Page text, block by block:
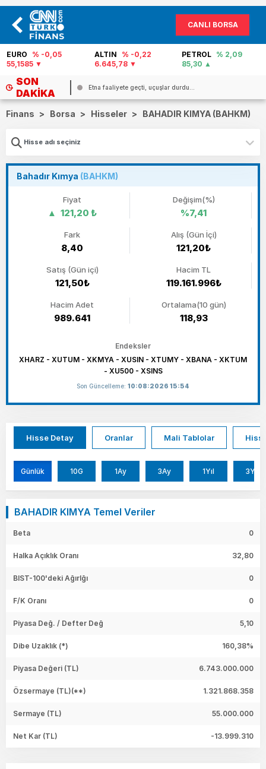
CANLI BORSA
EURO
% -0,05
55,1585
ALTIN
% -0,22
6.645,78
PETROL % 2,09
85,30
SON
DAKIKA
Etna faaliyete geçti, uçuşlar durdu...
Finans > Borsa > Hisseler > BAHADIR KIMYA (BAHKM)
Bahadır Kımya (BAHKM)
Fiyat
121,20 ₺
Değişim(%)
%7,41
Fark
8,40
Alış (Gün İçi)
121,20₺
Satış (Gün içi)
121,50₺
Hacim TL
119.161.996₺
Hacim Adet
989.641
Ortalama(10 gün)
118,93
Endeksler
XHARZ - XUTUM - XKMYA - XUSIN - XTUMY - XBANA - XKTUM
- XU500 - XSINS
Son Güncelleme: 10:08:2026 15:54
Hisse Detay Oranlar Mali Tablolar
Günlük 10G 1Ay 3Ay 1Yıl 3Yıl
BAHADIR KIMYA Temel Veriler
Beta 0
Halka Açıklık Oranı 32,80
BIST-100'deki Ağırlğı 0
F/K Oranı 0
Piyasa Değ. / Defter Değ 5,10
Dibe Uzaklık (*) 160,38%
Piyasa Değeri (TL) 6.743.000.000
Özsermaye (TL)(**) 1.321.868.358
Sermaye (TL) 55.000.000
Net Kar (TL) -13.999.310